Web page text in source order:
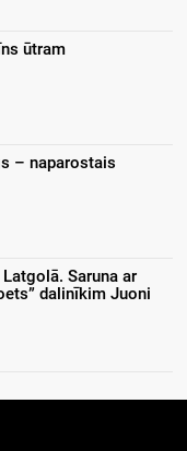
ūtram
– naparostais
Saruna ar
dalinīkim Juoni